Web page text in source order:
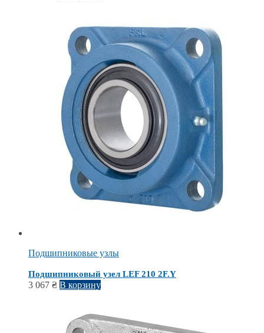
Подшипниковые узлы
Подшипниковый узел LEF 210 2F.Y
3 067 ₴ В корзину